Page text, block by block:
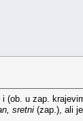
(ob. u zap.
sretni (zap.), ali